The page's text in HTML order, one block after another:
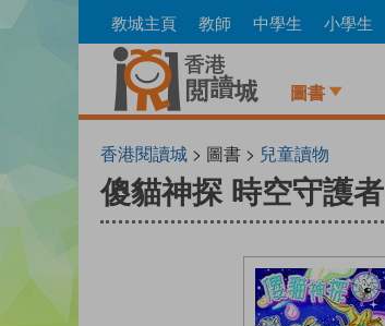
to
教城主頁 教師 中學生 小學生
圖書
香港閱讀城 > 圖書 > 兒童讀物
傻貓神探 時空守護者